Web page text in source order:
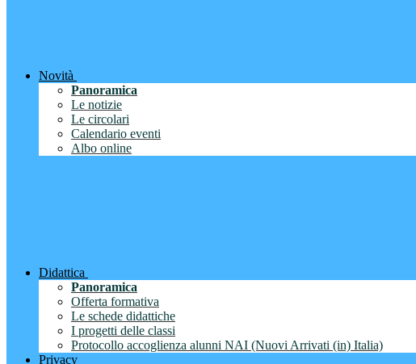
Novità
Panoramica
Le notizie
Le circolari
Calendario eventi
Albo online
Didattica
Panoramica
Offerta formativa
Le schede didattiche
I progetti delle classi
Protocollo accoglienza alunni NAI (Nuovi Arrivati (in) Italia)
Privacy